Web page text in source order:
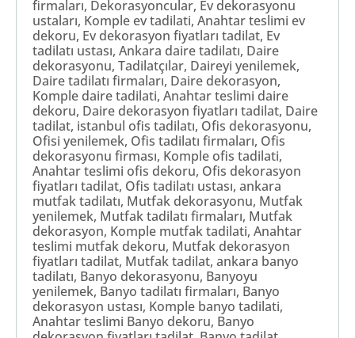
firmaları, Dekorasyoncular, Ev dekorasyonu
ustaları, Komple ev tadilati, Anahtar teslimi ev
dekoru, Ev dekorasyon fiyatları tadilat, Ev
tadilatı ustası, Ankara daire tadilatı, Daire
dekorasyonu, Tadilatçılar, Daireyi yenilemek,
Daire tadilatı firmaları, Daire dekorasyon,
Komple daire tadilati, Anahtar teslimi daire
dekoru, Daire dekorasyon fiyatları tadilat, Daire
tadilat, istanbul ofis tadilatı, Ofis dekorasyonu,
Ofisi yenilemek, Ofis tadilatı firmaları, Ofis
dekorasyonu firması, Komple ofis tadilati,
Anahtar teslimi ofis dekoru, Ofis dekorasyon
fiyatları tadilat, Ofis tadilatı ustası, ankara
mutfak tadilatı, Mutfak dekorasyonu, Mutfak
yenilemek, Mutfak tadilatı firmaları, Mutfak
dekorasyon, Komple mutfak tadilati, Anahtar
teslimi mutfak dekoru, Mutfak dekorasyon
fiyatları tadilat, Mutfak tadilat, ankara banyo
tadilatı, Banyo dekorasyonu, Banyoyu
yenilemek, Banyo tadilatı firmaları, Banyo
dekorasyon ustası, Komple banyo tadilati,
Anahtar teslimi Banyo dekoru, Banyo